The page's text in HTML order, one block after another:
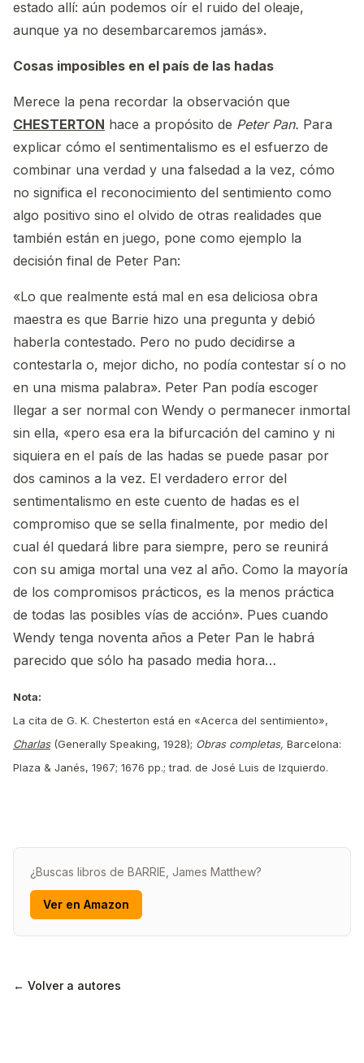
estado allí: aún podemos oír el ruido del oleaje,
aunque ya no desembarcaremos jamás».
Cosas imposibles en el país de las hadas
Merece la pena recordar la observación que
CHESTERTON hace a propósito de Peter Pan. Para
explicar cómo el sentimentalismo es el esfuerzo de
combinar una verdad y una falsedad a la vez, cómo
no significa el reconocimiento del sentimiento como
algo positivo sino el olvido de otras realidades que
también están en juego, pone como ejemplo la
decisión final de Peter Pan:
«Lo que realmente está mal en esa deliciosa obra
maestra es que Barrie hizo una pregunta y debió
haberla contestado. Pero no pudo decidirse a
contestarla o, mejor dicho, no podía contestar sí o no
en una misma palabra». Peter Pan podía escoger
llegar a ser normal con Wendy o permanecer inmortal
sin ella, «pero esa era la bifurcación del camino y ni
siquiera en el país de las hadas se puede pasar por
dos caminos a la vez. El verdadero error del
sentimentalismo en este cuento de hadas es el
compromiso que se sella finalmente, por medio del
cual él quedará libre para siempre, pero se reunirá
con su amiga mortal una vez al año. Como la mayoría
de los compromisos prácticos, es la menos práctica
de todas las posibles vías de acción». Pues cuando
Wendy tenga noventa años a Peter Pan le habrá
parecido que sólo ha pasado media hora…
Nota:
La cita de G. K. Chesterton está en «Acerca del sentimiento»,
Charlas(Generally Speaking, 1928); Obras completas, Barcelona:
Plaza & Janés, 1967; 1676 pp.; trad. de José Luis de Izquierdo.
¿Buscas libros de BARRIE, James Matthew?
Ver en Amazon
← Volver a autores